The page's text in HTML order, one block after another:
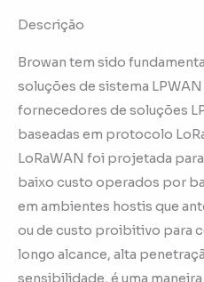
Descrição
Browan tem sido
soluções de sistema
fornecedores de soluções
baseadas em protocolo
LoRaWAN foi projetada
baixo custo operados por
em ambientes hostis que
ou de custo proibitivo para
longo alcance, alta
sensibilidade, é uma